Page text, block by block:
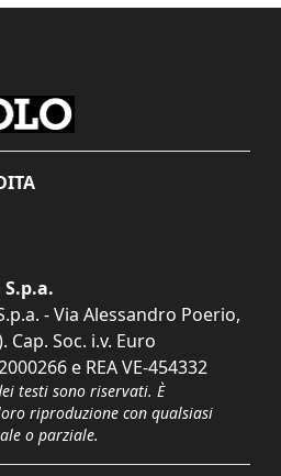
- Via Alessandro Poerio,
Cap. Soc. i.v. Euro
e REA VE-454332
testi sono riservati. È
riproduzione con qualsiasi
o parziale.